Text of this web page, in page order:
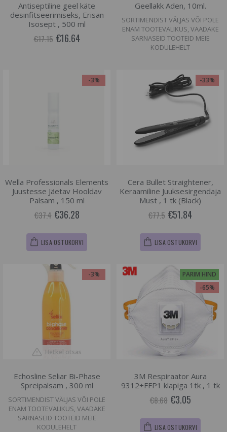
Antiseptiline geel käte
desinfitseerimiseks, Erisan
Isosept , 500 ml
€17.15 €16.64
Geellakk Aden, 10ml.
SORTIMENDIST VÄLJAS VÕI POLE
ENAM TOOTEVALIKUS, VAADAKE
SARNASEID TOOTEID MEIE
KODULEHELT
-3%
Wella Professionals Elements
Juustesse Jäetav Hooldav
Palsam , 150 ml
€37.4 €36.28
LISA OSTUKORVI
-33%
Cera Bullet Straightener,
Keraamiline Juuksesirgendaja
Must , 1 tk (Black)
€77.5 €51.84
LISA OSTUKORVI
-3%
Hetkel otsas
Echosline Seliar Bi-Phase
Spreipalsam , 300 ml
SORTIMENDIST VÄLJAS VÕI POLE
ENAM TOOTEVALIKUS, VAADAKE
SARNASEID TOOTEID MEIE
KODULEHELT
PARIM HIND
-65%
3M Respiraator Aura
9312+FFP1 klapiga 1tk , 1 tk
€8.68 €3.05
LISA OSTUKORVI